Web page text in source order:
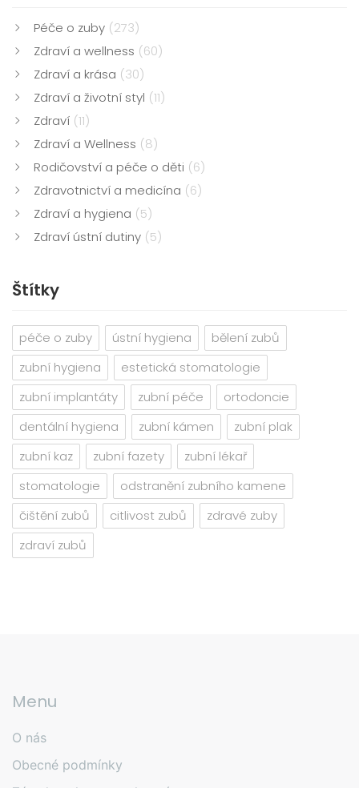
Péče o zuby (273)
Zdraví a wellness (60)
Zdraví a krása (30)
Zdraví a životní styl (11)
Zdraví (11)
Zdraví a Wellness (8)
Rodičovství a péče o děti (6)
Zdravotnictví a medicína (6)
Zdraví a hygiena (5)
Zdraví ústní dutiny (5)
Štítky
péče o zuby ústní hygiena
bělení zubů
zubní hygiena
estetická stomatologie
zubní implantáty
zubní péče
ortodoncie
dentální hygiena
zubní kámen
zubní plak
zubní kaz
zubní fazety
zubní lékař
stomatologie
odstranění zubního kamene
čištění zubů
citlivost zubů
zdravé zuby
zdraví zubů
Menu
O nás
Obecné podmínky